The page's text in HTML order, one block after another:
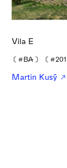
Vila E
❪ #BA ❫ ❪
Martin Kusý